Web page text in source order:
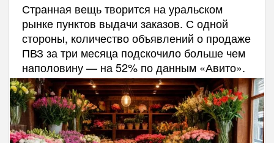
Странная вещь творится на уральском
рынке пунктов выдачи заказов. С одной
стороны, количество объявлений о продаже
ПВЗ за три месяца подскочило больше чем
наполовину — на 52% по данным «Авито».